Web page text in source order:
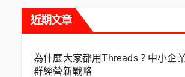
近期文章
為什麼大家都用Threads？中小企
群經營新戰略